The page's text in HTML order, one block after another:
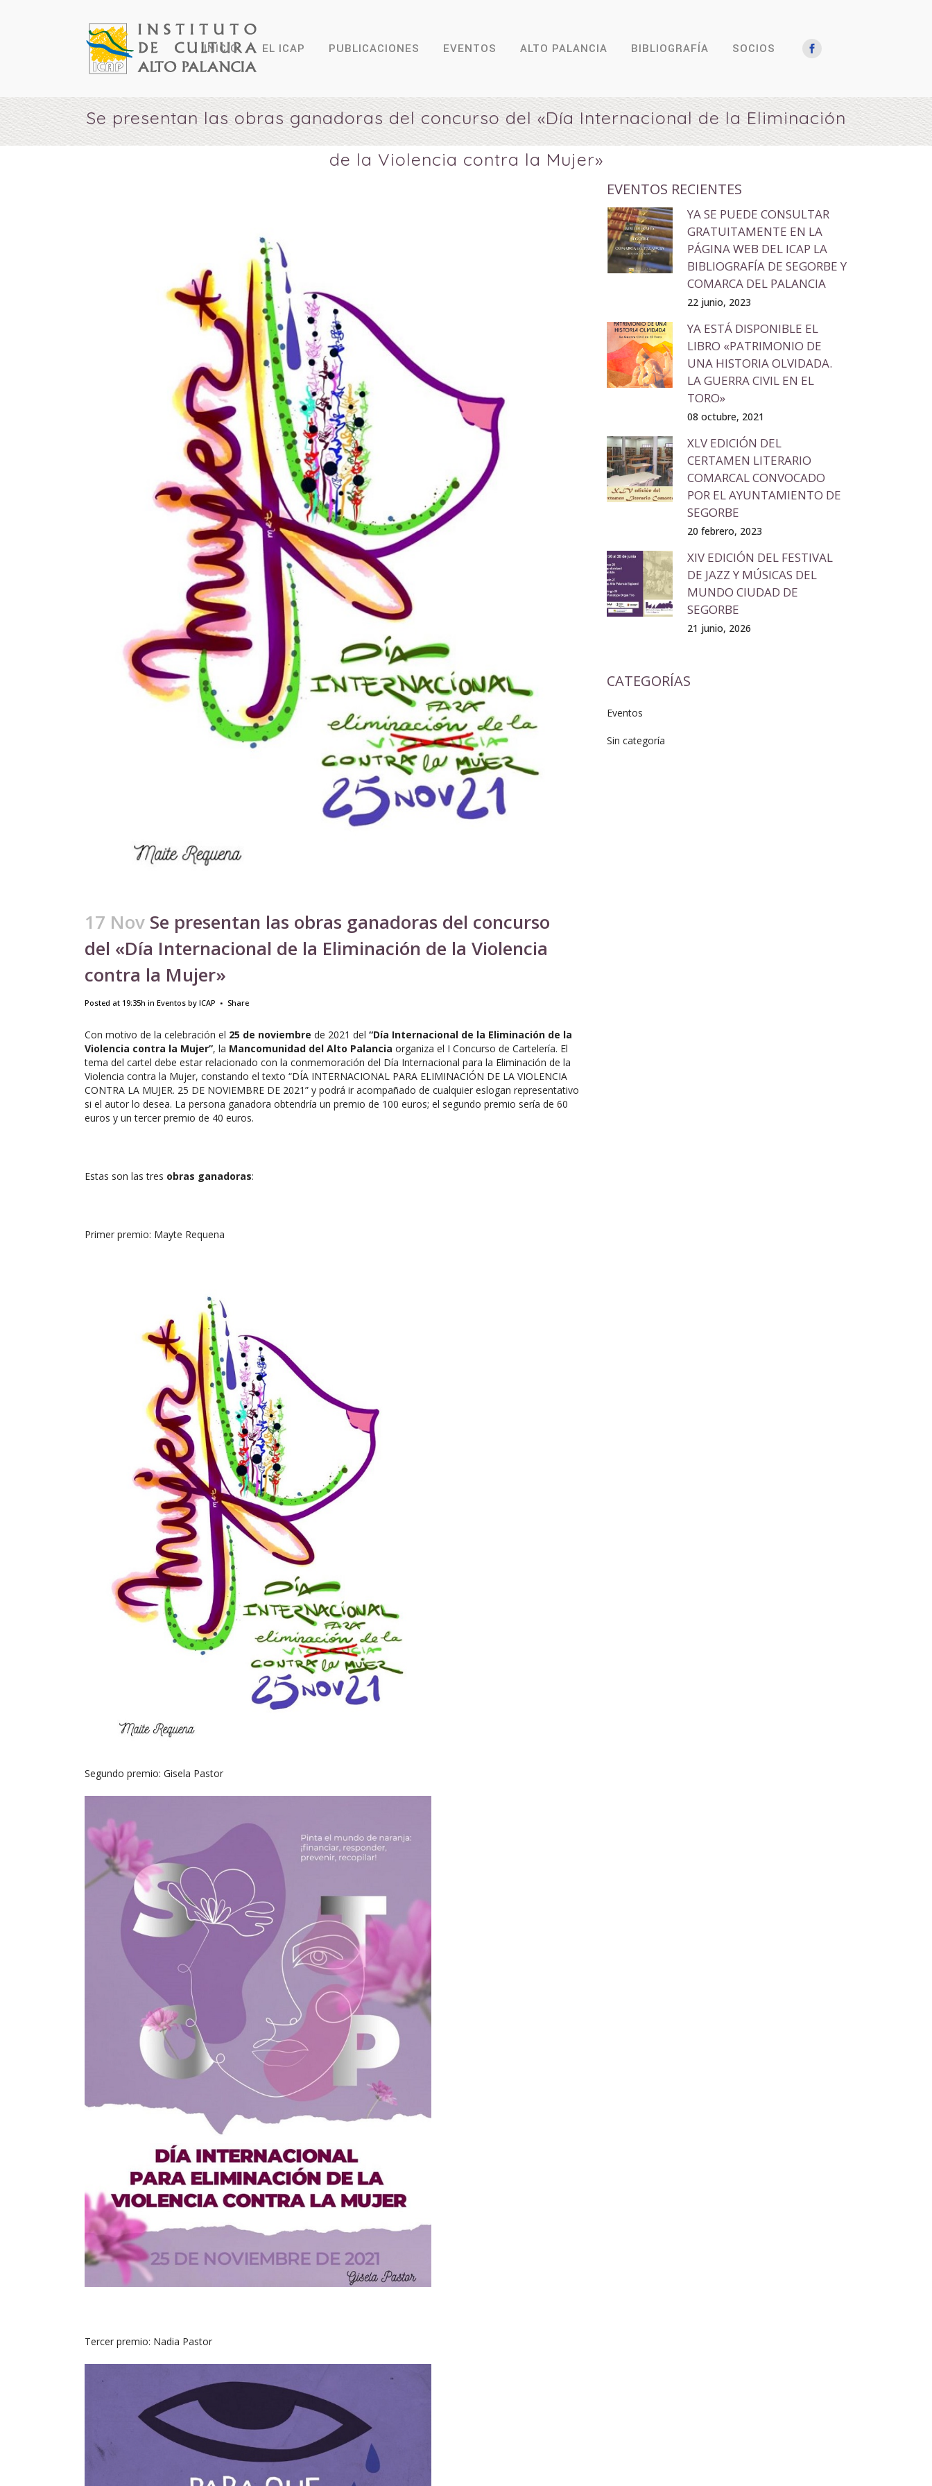
INICIO EL ICAP PUBLICACIONES EVENTOS ALTO PALANCIA BIBLIOGRAFÍA SOCIOS
Se presentan las obras ganadoras del concurso del «Día Internacional de la Eliminación
de la Violencia contra la Mujer»
17 Nov Se presentan las obras ganadoras del concurso
del «Día Internacional de la Eliminación de la Violencia
contra la Mujer»
Posted at 19:35h in Eventos by ICAP Share
Con motivo de la celebración el 25 de noviembre de 2021 del “Día Internacional de la Eliminación de la
Violencia contra la Mujer”, la Mancomunidad del Alto Palancia organiza el I Concurso de Cartelería. El
tema del cartel debe estar relacionado con la conmemoración del Día Internacional para la Eliminación de la
Violencia contra la Mujer, constando el texto “DÍA INTERNACIONAL PARA ELIMINACIÓN DE LA VIOLENCIA
CONTRA LA MUJER. 25 DE NOVIEMBRE DE 2021” y podrá ir acompañado de cualquier eslogan representativo
si el autor lo desea. La persona ganadora obtendría un premio de 100 euros; el segundo premio sería de 60
euros y un tercer premio de 40 euros.
Estas son las tres obras ganadoras:
Primer premio: Mayte Requena
Segundo premio: Gisela Pastor
Tercer premio: Nadia Pastor
EVENTOS RECIENTES
YA SE PUEDE CONSULTAR
GRATUITAMENTE EN LA
PÁGINA WEB DEL ICAP LA
BIBLIOGRAFÍA DE SEGORBE Y
COMARCA DEL PALANCIA
22 junio, 2023
YA ESTÁ DISPONIBLE EL
LIBRO «PATRIMONIO DE
UNA HISTORIA OLVIDADA.
LA GUERRA CIVIL EN EL
TORO»
08 octubre, 2021
XLV EDICIÓN DEL
CERTAMEN LITERARIO
COMARCAL CONVOCADO
POR EL AYUNTAMIENTO DE
SEGORBE
20 febrero, 2023
XIV EDICIÓN DEL FESTIVAL
DE JAZZ Y MÚSICAS DEL
MUNDO CIUDAD DE
SEGORBE
21 junio, 2026
CATEGORÍAS
Eventos
Sin categoría